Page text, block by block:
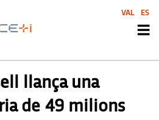
, PREMSA
llança una
de 49 milions
VAL ES